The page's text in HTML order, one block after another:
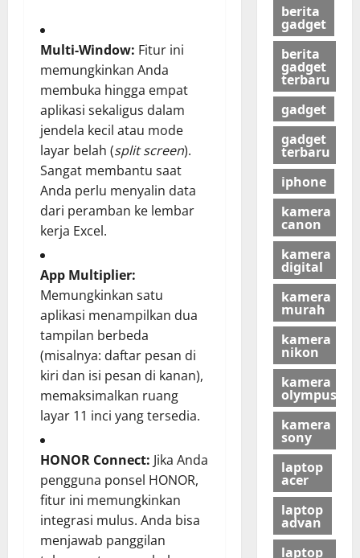
Multi-Window: Fitur ini
memungkinkan Anda
membuka hingga empat
aplikasi sekaligus dalam
jendela kecil atau mode
layar belah (split screen).
Sangat membantu saat
Anda perlu menyalin data
dari peramban ke lembar
kerja Excel.
App Multiplier:
Memungkinkan satu
aplikasi menampilkan dua
tampilan berbeda
(misalnya: daftar pesan di
kiri dan isi pesan di kanan),
memaksimalkan ruang
layar 11 inci yang tersedia.
HONOR Connect: Jika Anda
pengguna ponsel HONOR,
fitur ini memungkinkan
integrasi mulus. Anda bisa
menjawab panggilan
berita
gadget
berita
gadget
terbaru
gadget
gadget
terbaru
iphone
kamera
canon
kamera
digital
kamera
murah
kamera
nikon
kamera
olympus
kamera
sony
laptop
acer
laptop
advan
laptop